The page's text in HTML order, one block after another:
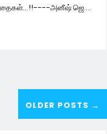
அனீஷ் ஜெ....
OLDER POSTS →